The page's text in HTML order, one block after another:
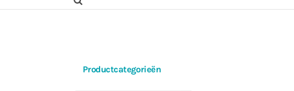
Productcategorieën